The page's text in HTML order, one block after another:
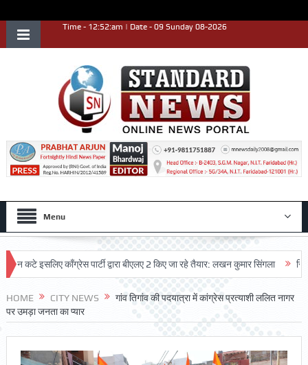
Time - 12:52:am | Date - 09 Sunday 08-2026
Menu
इसलिए काँग्रेस पार्टी द्वारा बीएलए 2 किए जा रहे तैयार: लखन कुमार सिंगला सिद्धपीठ
HOME CITY NEWS
गांव तिगांव की पदयात्रा में कांग्रेस प्रत्याशी ललित नागर
पर उमड़ा जनता का प्यार